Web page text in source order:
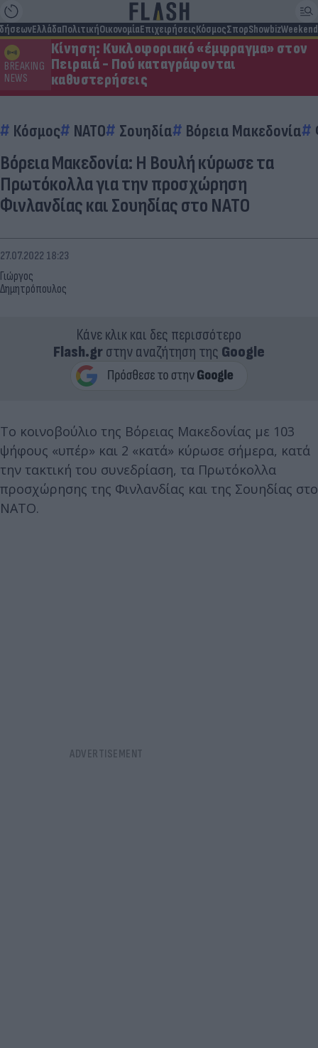
ΕλλάδαΠολιτικήΟικονομίαΕπιχειρήσειςΚόσμοςΣπορShowbizWeekend
BREAKING
NEWS
Κίνηση: Κυκλοφοριακό «έμφραγμα» στον
Πειραιά - Πού καταγράφονται
καθυστερήσεις
Κόσμος ΝΑΤΟ Σουηδία Βόρεια Μακεδονία
Βόρεια Μακεδονία: Η Βουλή κύρωσε τα
Πρωτόκολλα για την προσχώρηση
Φινλανδίας και Σουηδίας στο ΝΑΤΟ
Γιώργος
Δημητρόπουλος
27.07.2022 18:23
Κάνε κλικ και δες περισσότερο
Flash.grστην αναζήτηση της Google
Το κοινοβούλιο της Βόρειας Μακεδονίας με 103
ψήφους «υπέρ» και 2 «κατά» κύρωσε σήμερα, κατά
την τακτική του συνεδρίαση, τα Πρωτόκολλα
προσχώρησης της Φινλανδίας και της Σουηδίας στο
ΝΑΤΟ.